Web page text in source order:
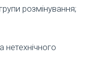
розмінування;
нетехнічного